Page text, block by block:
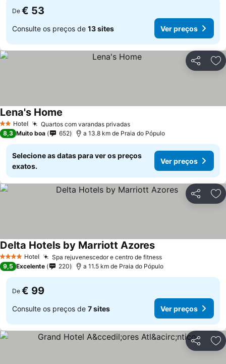
De € 53
Consulte os preços de 13 sites Ver preços
Partilhar
2 Estrelas
Hotel Quartos com varandas privadas
Lena's Home
8,3 Muito boa 652 a 13.8 km de Praia do Pópulo
Selecione as datas para ver os preços
exatos.
Ver preços
Partilhar
4 EstrelasHotel Spa rejuvenescedor e centro de fitness
Delta Hotels by Marriott Azores
9,5 Excelente 220 a 11.5 km de Praia do Pópulo
De € 99
Consulte os preços de 7 sites Ver preços
Partilhar